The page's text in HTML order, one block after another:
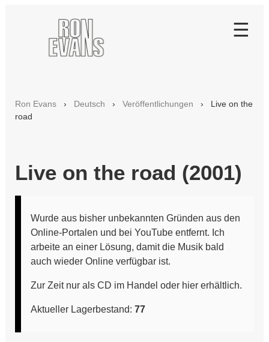
Ron Evans › Deutsch › Veröffentlichungen › Live on the
road
Live on the road (2001)
Wurde aus bisher unbekannten Gründen aus den
Online-Portalen und bei YouTube entfernt. Ich
arbeite an einer Lösung, damit die Musik bald
auch wieder Online verfügbar ist.
Zur Zeit nur als CD im Handel oder hier erhältlich.
Aktueller Lagerbestand: 77
☰
Live Archiv
65 to 97
Live on the road
Next time around
Can't stop now
Live in Austria